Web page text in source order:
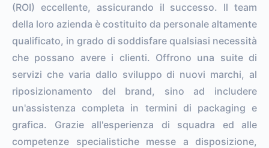
(ROI) eccellente, assicurando il successo. Il team
della loro azienda è costituito da personale altamente
qualificato, in grado di soddisfare qualsiasi necessità
che possano avere i clienti. Offrono una suite di
servizi che varia dallo sviluppo di nuovi marchi, al
riposizionamento del brand, sino ad includere
un'assistenza completa in termini di packaging e
grafica. Grazie all'esperienza di squadra ed alle
competenze specialistiche messe a disposizione,